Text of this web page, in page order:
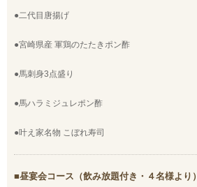
●二代目唐揚げ
●宮崎県産 軍鶏のたたきポン酢
●馬刺身3点盛り
●馬ハラミジュレポン酢
●叶え家名物 こぼれ寿司
昼宴会コース（飲み放題付き・４名様より）